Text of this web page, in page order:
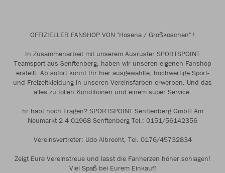
OFFIZIELLER FANSHOP VON "Hosena / Großkoschen" !
In Zusammenarbeit mit unserem Ausrüster SPORTSPOINT
Teamsport aus Senftenberg, haben wir unseren eigenen Fanshop
erstellt. Ab sofort könnt Ihr hier ausgewählte, hochwertige Sport-
und Freizeitkleidung in unseren Vereinsfarben erwerben. Und das
alles zu tollen Konditionen und einem super Service.
hr habt noch Fragen? SPORTSPOINT Senftenberg GmbH Am
Neumarkt 2-4 01968 Senftenberg Tel.: 0151/56142356
Vereinsvertreter: Udo Albrecht, Tel. 0176/45732834
Zeigt Eure Vereinstreue und lasst die Fanherzen höher schlagen!
Viel Spaß bei Eurem Einkauf!